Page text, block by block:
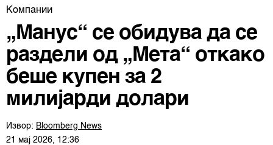
Компании
„Манус“ се обидува да се
раздели од „Мета“ откако
беше купен за 2
милијарди долари
Извор: Bloomberg News
21 мај 2026, 12:36